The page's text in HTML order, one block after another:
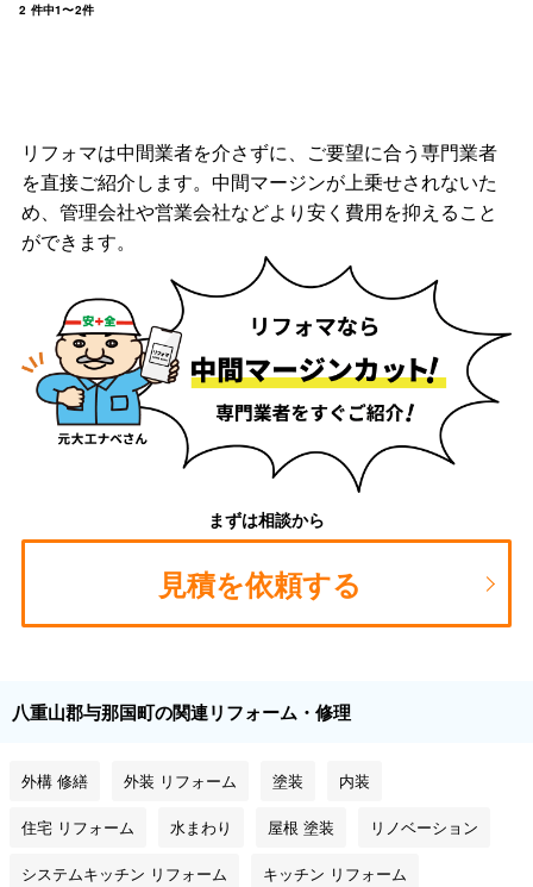
2 件中1〜2件
リフォマは中間業者を介さずに、ご要望に合う専門業者
を直接ご紹介します。中間マージンが上乗せされないた
め、管理会社や営業会社などより安く費用を抑えること
ができます。
まずは相談から
見積を依頼する
八重山郡与那国町の関連リフォーム・修理
外構 修繕 外装 リフォーム 塗装 内装
住宅 リフォーム 水まわり 屋根 塗装 リノベーション
システムキッチン リフォーム キッチン リフォーム